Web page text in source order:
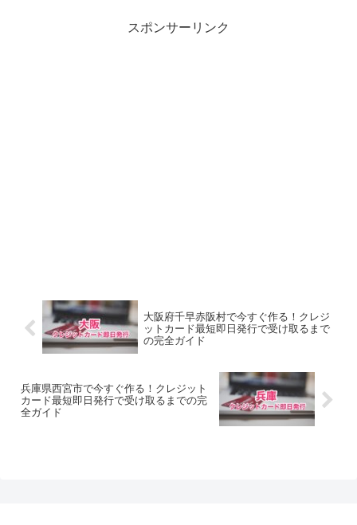
スポンサーリンク
大阪府千早赤阪村で今すぐ作る！クレジ
ットカード最短即日発行で受け取るまで
の完全ガイド
兵庫県西宮市で今すぐ作る！クレジット
カード最短即日発行で受け取るまでの完
全ガイド